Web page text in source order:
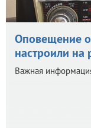
Оповещение
настроили на
Важная